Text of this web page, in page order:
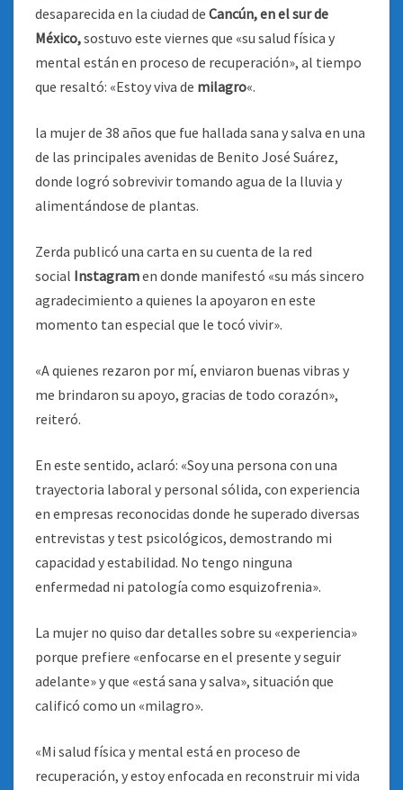
desaparecida en la ciudad de Cancún, en el sur de
México,sostuvo este viernes que «su salud física y
mental están en proceso de recuperación», al tiempo
que resaltó: «Estoy viva de milagro«.
la mujer de 38 años que fue hallada sana y salva en una
de las principales avenidas de Benito José Suárez,
donde logró sobrevivir tomando agua de la lluvia y
alimentándose de plantas.
Zerda publicó una carta en su cuenta de la red
social Instagramen donde manifestó «su más sincero
agradecimiento a quienes la apoyaron en este
momento tan especial que le tocó vivir».
«A quienes rezaron por mí, enviaron buenas vibras y
me brindaron su apoyo, gracias de todo corazón»,
reiteró.
En este sentido, aclaró: «Soy una persona con una
trayectoria laboral y personal sólida, con experiencia
en empresas reconocidas donde he superado diversas
entrevistas y test psicológicos, demostrando mi
capacidad y estabilidad. No tengo ninguna
enfermedad ni patología como esquizofrenia».
La mujer no quiso dar detalles sobre su «experiencia»
porque prefiere «enfocarse en el presente y seguir
adelante» y que «está sana y salva», situación que
calificó como un «milagro».
«Mi salud física y mental está en proceso de
recuperación, y estoy enfocada en reconstruir mi vida